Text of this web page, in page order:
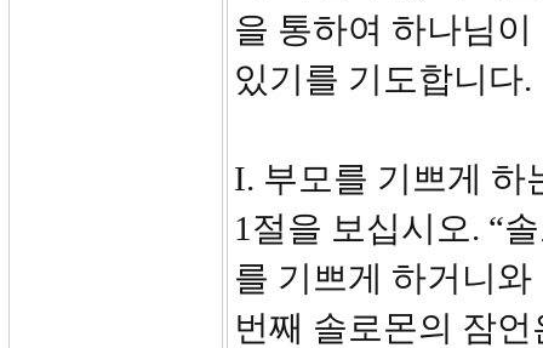
을 통하여 하나님
있기를 기도합니다.
I. 부모를 기쁘게 하
1절을 보십시오. “
를 기쁘게 하거니
번째 솔로몬의 잠